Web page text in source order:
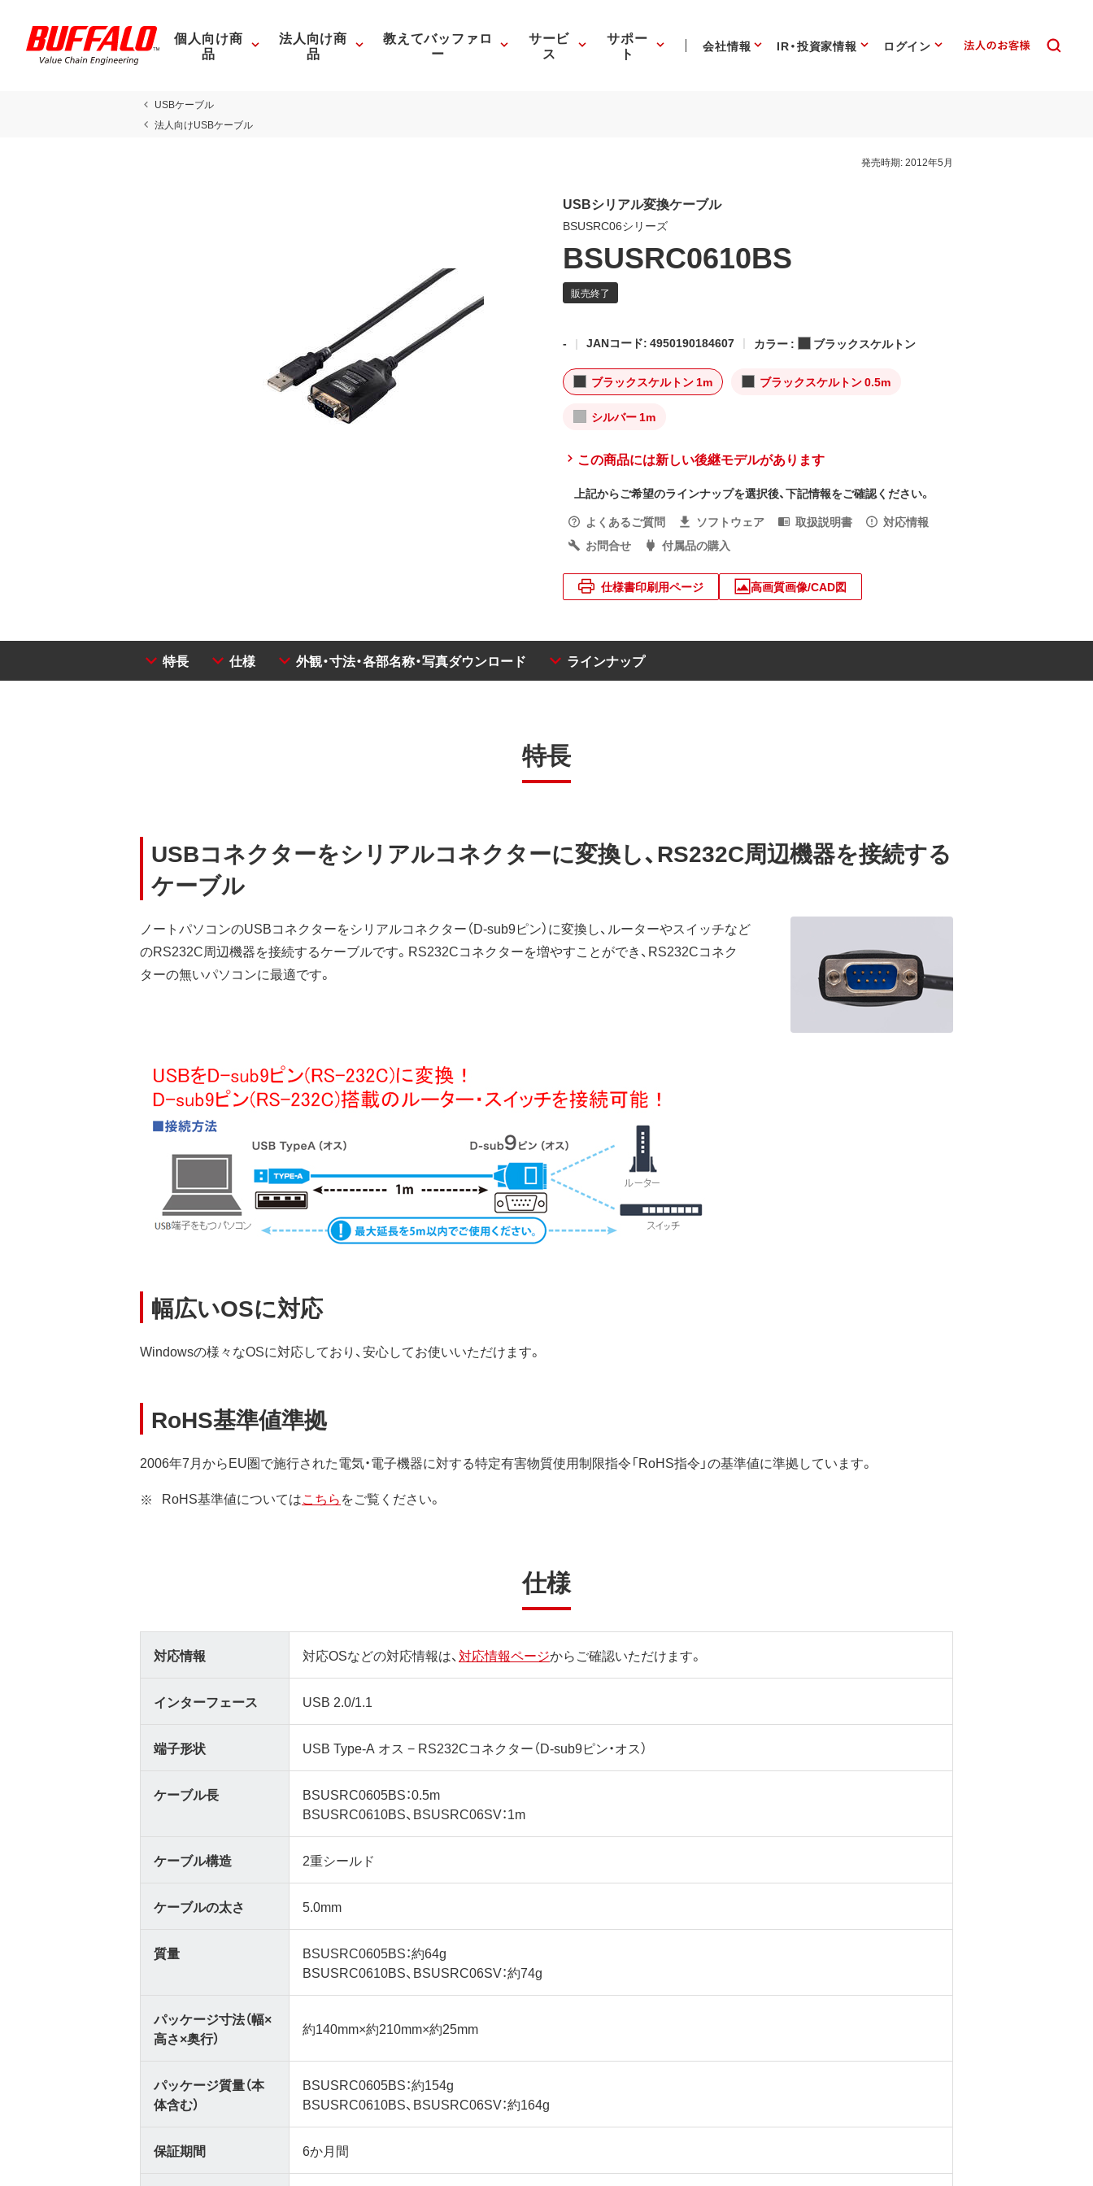
個人向け商
品
法人向け商
品
教えてバッファロ
ー
サービ
ス
サポー
ト 会社情報 IR・投資家情報 ログイン
USBケーブル
法人向けUSBケーブル
発売時期:2012年5月
USBシリアル変換ケーブル
BSUSRC06シリーズ
BSUSRC0610BS
- JANコード: 4950190184607 カラー : ブラックスケルトン
ブラックスケルトン 1m ブラックスケルトン 0.5m
シルバー 1m
この商品には新しい後継モデルがあります
上記からご希望のラインナップを選択後、下記情報をご確認ください。
よくあるご質問
ソフトウェア 取扱説明書
対応情報
お問合せ
付属品の購入
仕様書印刷用ページ 高画質画像/CAD図
特長 仕様 外観・寸法・各部名称・写真ダウンロード ラインナップ
特長
USBコネクターをシリアルコネクターに変換し、RS232C周辺機器を接続する
ケーブル
ノートパソコンのUSBコネクターをシリアルコネクター（D-sub9ピン）に変換し、ルーターやスイッチなど
のRS232C周辺機器を接続するケーブルです。RS232Cコネクターを増やすことができ、RS232Cコネク
ターの無いパソコンに最適です。
幅広いOSに対応
Windowsの様々なOSに対応しており、安心してお使いいただけます。
RoHS基準値準拠
2006年7月からEU圏で施行された電気・電子機器に対する特定有害物質使用制限指令「RoHS指令」の基準値に準拠しています。
RoHS基準値についてはこちらをご覧ください。
仕様
対応情報 対応OSなどの対応情報は、 対応情報ページからご確認いただけます。
インターフェース USB 2.0/1.1
端子形状 USB Type-A オス − RS232Cコネクター（D-sub9ピン・オス）
ケーブル長
BSUSRC0605BS：0.5m
BSUSRC0610BS、BSUSRC06SV：1m
ケーブル構造 2重シールド
ケーブルの太さ 5.0mm
質量
BSUSRC0605BS：約64g
BSUSRC0610BS、BSUSRC06SV：約74g
パッケージ寸法（幅×
高さ×奥行）
約140mm×約210mm×約25mm
パッケージ質量（本
体含む）
BSUSRC0605BS：約154g
BSUSRC0610BS、BSUSRC06SV：約164g
保証期間 6か月間